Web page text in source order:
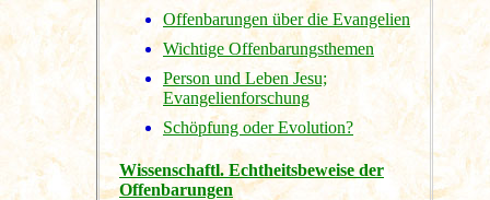
Offenbarungen über die Evangelien
Wichtige Offenbarungsthemen
Person und Leben Jesu;
Evangelienforschung
Schöpfung oder Evolution?
Wissenschaftl. Echtheitsbeweise der
Offenbarungen